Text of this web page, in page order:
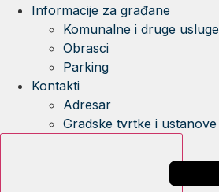
Informacije za građane
Komunalne i druge usluge
Obrasci
Parking
Kontakti
Adresar
Gradske tvrtke i ustanove